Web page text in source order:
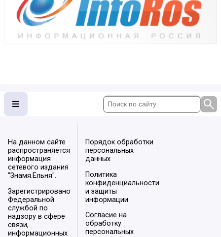
На данном сайте
распространяется
информация
сетевого издания
"Знамя.Ельня".
Зарегистрировано
Федеральной
службой по
надзору в сфере
связи,
информационных
Порядок обработки
персональных
данных
Политика
конфиденциальности
и защиты
информации
Согласие на
обработку
персональных